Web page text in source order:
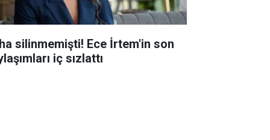
silinmemişti! Ece İrtem'in son
iç sızlattı